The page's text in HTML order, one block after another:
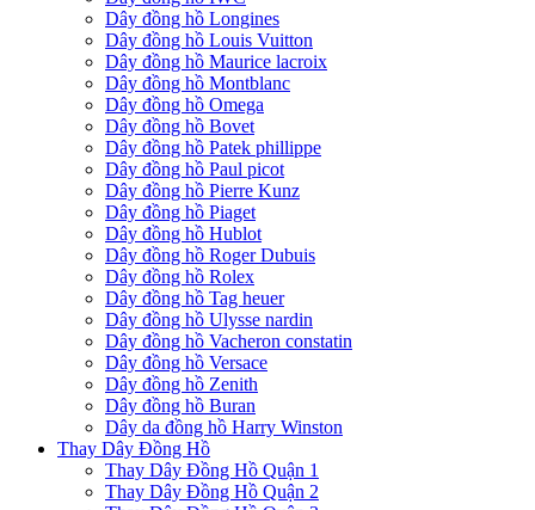
Dây đồng hồ Longines
Dây đồng hồ Louis Vuitton
Dây đồng hồ Maurice lacroix
Dây đồng hồ Montblanc
Dây đồng hồ Omega
Dây đồng hồ Bovet
Dây đồng hồ Patek phillippe
Dây đồng hồ Paul picot
Dây đồng hồ Pierre Kunz
Dây đồng hồ Piaget
Dây đồng hồ Hublot
Dây đồng hồ Roger Dubuis
Dây đồng hồ Rolex
Dây đồng hồ Tag heuer
Dây đồng hồ Ulysse nardin
Dây đồng hồ Vacheron constatin
Dây đồng hồ Versace
Dây đồng hồ Zenith
Dây đồng hồ Buran
Dây da đồng hồ Harry Winston
Thay Dây Đồng Hồ
Thay Dây Đồng Hồ Quận 1
Thay Dây Đồng Hồ Quận 2